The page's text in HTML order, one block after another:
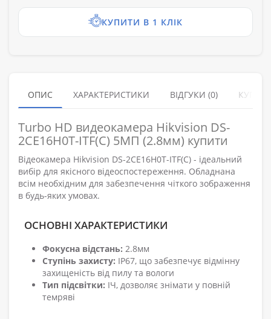
КУПИТИ В 1 КЛІК
ОПИС ХАРАКТЕРИСТИКИ ВІДГУКИ (0)
Turbo HD видеокамера Hikvision DS-
2CE16H0T-ITF(С) 5МП (2.8мм) купити
Відеокамера Hikvision DS-2CE16H0T-ITF(С) - ідеальний
вибір для якісного відеоспостереження. Обладнана
всім необхідним для забезпечення чіткого зображення
в будь-яких умовах.
ОСНОВНІ ХАРАКТЕРИСТИКИ
Фокусна відстань: 2.8мм
Ступінь захисту: IP67, що забезпечує відмінну
захищеність від пилу та вологи
Тип підсвітки: ІЧ, дозволяє знімати у повній
темряві